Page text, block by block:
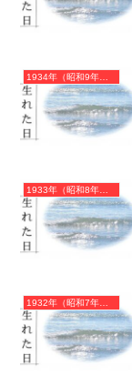
1934年（昭和9年）甲戌（きのえいぬ）・戌年（いぬ年）カレンダー（月曜はじまり）
1933年（昭和8年）癸酉（みずのととり）・酉年（とり年）カレンダー（月曜はじまり）
1932年（昭和7年）壬申（みずのえさる）・申年（さる年）カレンダー（月曜はじまり）